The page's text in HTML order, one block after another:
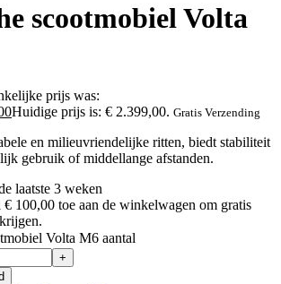
scootmobiel Volta
prijs was:
Huidige prijs is: € 2.399,00. Gratis Verzending
en milieuvriendelijke ritten, biedt stabiliteit
gebruik of middellange afstanden.
laatste 3 weken
€ 100,00 toe aan de winkelwagen om gratis
Volta M6 aantal